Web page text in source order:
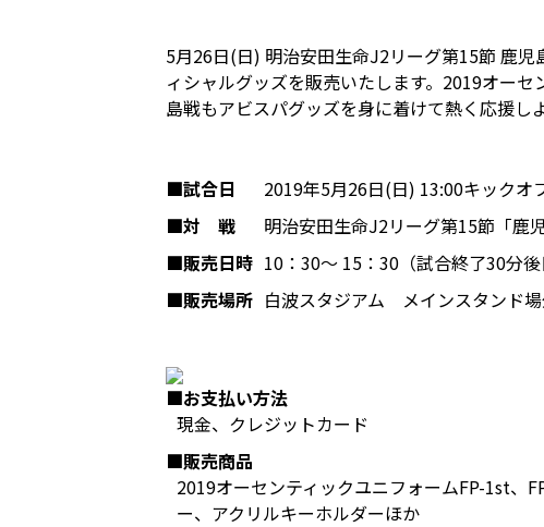
5月26日(日) 明治安田生命J2リーグ第15節 鹿
ィシャルグッズを販売いたします。2019オー
島戦もアビスパグッズを身に着けて熱く応援し
■試合日
2019年5月26日(日) 13:00キックオ
■対 戦
明治安田生命J2リーグ第15節「鹿
■販売日時 10：30～ 15：30（試合終了30分後
■販売場所 白波スタジアム メインスタンド
■お支払い方法
現金、クレジットカード
■販売商品
2019オーセンティックユニフォームFP-1st、
ー、アクリルキーホルダーほか